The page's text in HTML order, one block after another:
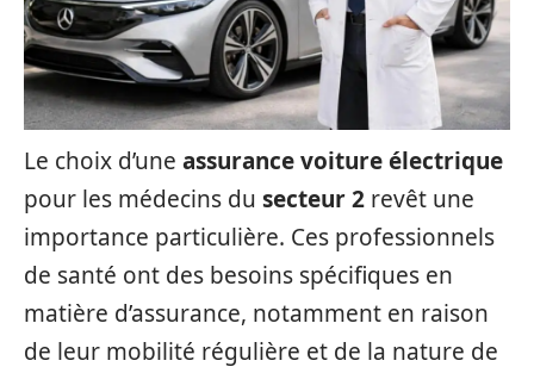
Le choix d’une assurance voiture électrique
pour les médecins du secteur 2 revêt une
importance particulière. Ces professionnels
de santé ont des besoins spécifiques en
matière d’assurance, notamment en raison
de leur mobilité régulière et de la nature de